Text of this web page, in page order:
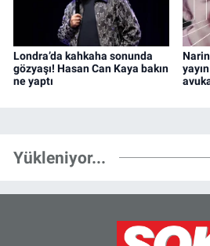
Londra’da kahkaha sonunda
gözyaşı! Hasan Can Kaya bakın
ne yaptı
Yükleniyor...